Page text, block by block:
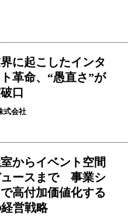
に起こしたインタ
革命、“愚直さ”が
口
式会社
からイベント空間
ュースまで 事業シ
高付加価値化する
営戦略